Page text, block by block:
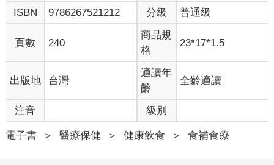
ISBN
9786267521212 分級 普通級
頁數 240
商品規
格
23*17*1.5
出版地 台灣
適讀年
齡
全齡適讀
注音 級別
電子書 ＞ 醫療保健 ＞ 健康飲食 ＞ 食補食療